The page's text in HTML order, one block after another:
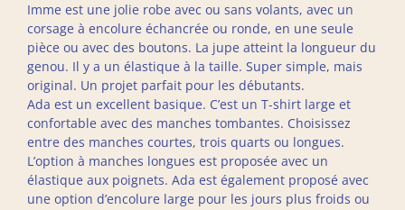
Imme est une jolie robe avec ou sans volants, avec un
corsage à encolure échancrée ou ronde, en une seule
pièce ou avec des boutons. La jupe atteint la longueur du
genou. Il y a un élastique à la taille. Super simple, mais
original. Un projet parfait pour les débutants.
Ada est un excellent basique. C’est un T-shirt large et
confortable avec des manches tombantes. Choisissez
entre des manches courtes, trois quarts ou longues.
L’option à manches longues est proposée avec un
élastique aux poignets. Ada est également proposé avec
une option d’encolure large pour les jours plus froids ou